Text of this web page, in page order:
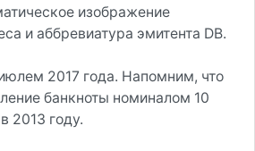
изображение
и аббревиатура эмитента DB.
2017 года. Напомним, что
банкноты номиналом 10
2013 году.